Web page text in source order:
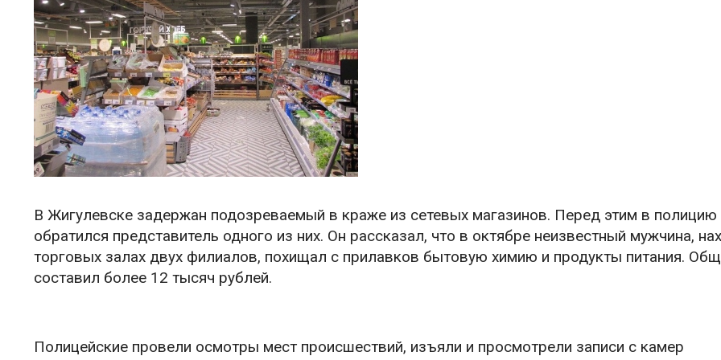
В Жигулевске задержан подозреваемый в краже из сетевых магазинов. Перед этим в полицию
обратился представитель одного из них. Он рассказал, что в октябре неизвестный мужчина,
торговых залах двух филиалов, похищал с прилавков бытовую химию и продукты питания.
составил более 12 тысяч рублей.
Полицейские провели осмотры мест происшествий, изъяли и просмотрели записи с камер